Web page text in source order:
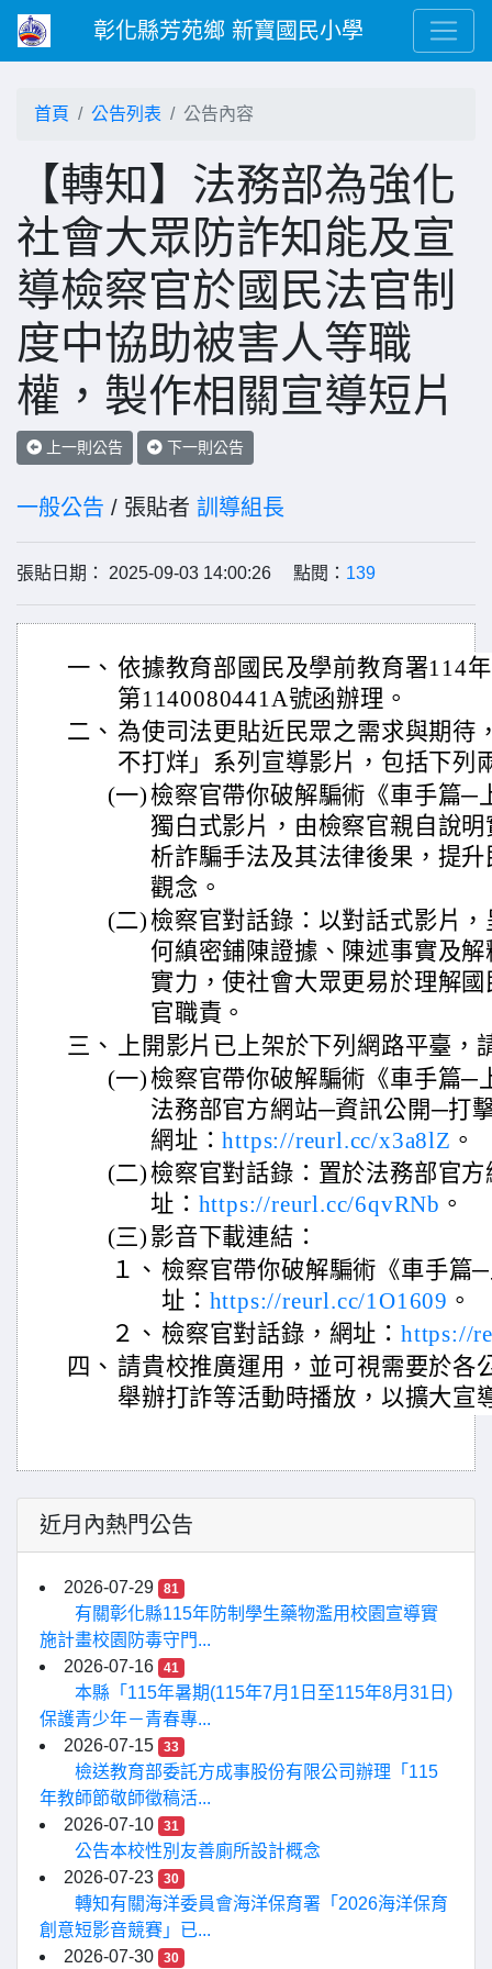
彰化縣芳苑鄉 新寶國民小學
首頁 公告列表 公告內容
【轉知】法務部為強化
社會大眾防詐知能及宣
導檢察官於國民法官制
度中協助被害人等職
權，製作相關宣導短片
上一則公告 下一則公告
一般公告 / 張貼者 訓導組長
張貼日期： 2025-09-03 14:00:26 點閱： 139
一、 依據教育部國民及學前教育署114
第1140080441A號函辦理。
二、 為使司法更貼近民眾之需求與期待
不打烊」系列宣導影片，包括下列
(一) 檢察官帶你破解騙術《車手篇─
獨白式影片，由檢察官親自說
析詐騙手法及其法律後果，提
觀念。
(二) 檢察官對話錄：以對話式影片
何縝密鋪陳證據、陳述事實及
實力，使社會大眾更易於理解
官職責。
三、
上開影片已上架於下列網路平臺，
(一) 檢察官帶你破解騙術《車手篇─
法務部官方網站─資訊公開─打
網址：https://reurl.cc/x3a8lZ 。
(二) 檢察官對話錄：置於法務部官
址： https://reurl.cc/6qvRNb 。
(三) 影音下載連結：
１、 檢察官帶你破解騙術《車手篇
址： https://reurl.cc/1O1609 。
２、 檢察官對話錄，網址：https://
四、 請貴校推廣運用，並可視需要於各
舉辦打詐等活動時播放，以擴大宣
近月內熱門公告
2026-07-29 81
有關彰化縣115年防制學生藥物濫用校園宣導實
施計畫校園防毒守門...
2026-07-16
41
本縣「115年暑期(115年7月1日至115年8月31日)
保護青少年－青春專...
2026-07-15
33
檢送教育部委託方成事股份有限公司辦理「115
年教師節敬師徵稿活...
2026-07-10
31
公告本校性別友善廁所設計概念
2026-07-23
30
轉知有關海洋委員會海洋保育署「2026海洋保育
創意短影音競賽」已...
2026-07-30
30